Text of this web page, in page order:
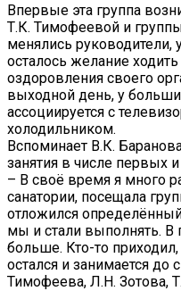
Впервые эта группа
Т.К. Тимофеевой и
менялись
осталось желание
оздоровления своего
выходной день, у
ассоциируется с
холодильником.
Вспоминает В.К.
занятия в числе первых
– В своё время я много
санатории, посещала
отложился
мы и стали выполнять. В
больше. Кто-то приходил,
остался и занимается до
Тимофеева, Л.Н. Зотова,